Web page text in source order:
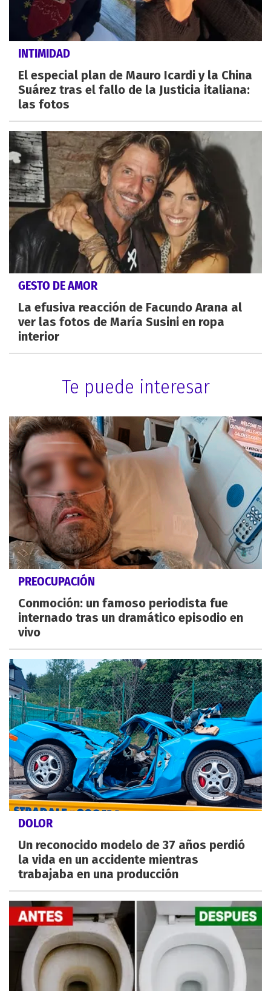
INTIMIDAD
El especial plan de Mauro Icardi y la China
Suárez tras el fallo de la Justicia italiana:
las fotos
GESTO DE AMOR
La efusiva reacción de Facundo Arana al
ver las fotos de María Susini en ropa
interior
Te puede interesar
PREOCUPACIÓN
Conmoción: un famoso periodista fue
internado tras un dramático episodio en
vivo
DOLOR
Un reconocido modelo de 37 años perdió
la vida en un accidente mientras
trabajaba en una producción